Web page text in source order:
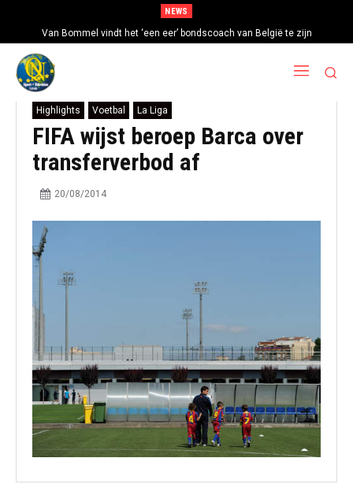
NEWS
Van Bommel vindt het ‘een eer’ bondscoach van België te zijn
Highlights Voetbal La Liga
FIFA wijst beroep Barca over
transferverbod af
20/08/2014